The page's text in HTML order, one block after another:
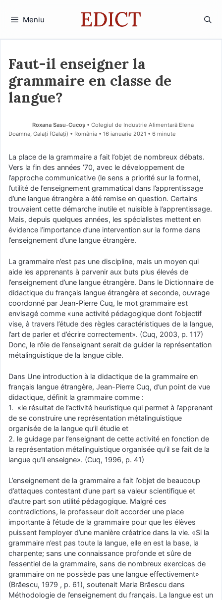
Meniu
Faut-il enseigner la
grammaire en classe de
langue?
Roxana Sasu-Cucoș • Colegiul de Industrie Alimentară Elena
Doamna, Galați (Galaţi) • România
16 ianuarie 2021 • 6 minute
La place de la grammaire a fait l’objet de nombreux débats.
Vers la fin des années ’70, avec le développement de
l’approche communicative (le sens a priorité sur la forme),
l’utilité de l’enseignement grammatical dans l’apprentissage
d’une langue étrangère a été remise en question. Certains
trouvaient cette démarche inutile et nuisible à l’apprentissage.
Mais, depuis quelques années, les spécialistes mettent en
évidence l’importance d’une intervention sur la forme dans
l’enseignement d’une langue étrangère.
La grammaire n’est pas une discipline, mais un moyen qui
aide les apprenants à parvenir aux buts plus élevés de
l’enseignement d’une langue étrangère. Dans le Dictionnaire de
didactique du français langue étrangère et seconde, ouvrage
coordonné par Jean-Pierre Cuq, le mot grammaire est
envisagé comme «une activité pédagogique dont l’objectif
vise, à travers l’étude des règles caractéristiques de la langue,
l’art de parler et d’écrire correctement». (Cuq, 2003, p. 117)
Donc, le rôle de l’enseignant serait de guider la représentation
métalinguistique de la langue cible.
Dans Une introduction à la didactique de la grammaire en
français langue étrangère, Jean-Pierre Cuq, d’un point de vue
didactique, définit la grammaire comme :
1. «le résultat de l’activité heuristique qui permet à l’apprenant
de se construire une représentation métalinguistique
organisée de la langue qu’il étudie et
2. le guidage par l’enseignant de cette activité en fonction de
la représentation métalinguistique organisée qu’il se fait de la
langue qu’il enseigne». (Cuq, 1996, p. 41)
L’enseignement de la grammaire a fait l’objet de beaucoup
d’attaques contestant d’une part sa valeur scientifique et
d’autre part son utilité pédagogique. Malgré ces
contradictions, le professeur doit accorder une place
importante à l’étude de la grammaire pour que les élèves
puissent l’employer d’une manière créatrice dans la vie. «Si la
grammaire n’est pas toute la langue, elle en est la base, la
charpente; sans une connaissance profonde et sûre de
l’essentiel de la grammaire, sans de nombreux exercices de
grammaire on ne possède pas une langue effectivement»
(Brăescu, 1979 , p. 61), soutenait Maria Brăescu dans
Méthodologie de l’enseignement du français. La langue est un